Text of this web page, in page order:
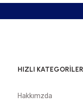
HIZLI KATEGORİLER
Hakkımzda